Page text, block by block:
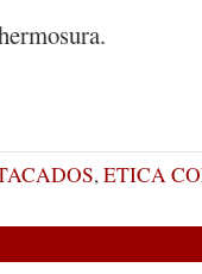
,ETICA